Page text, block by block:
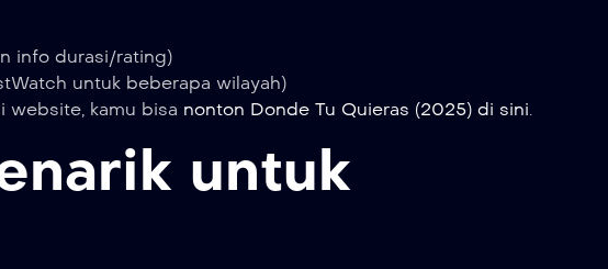
info durasi/rating)
untuk beberapa wilayah)
website, kamu bisa nonton Donde Tu Quieras (2025) di sini.
untuk